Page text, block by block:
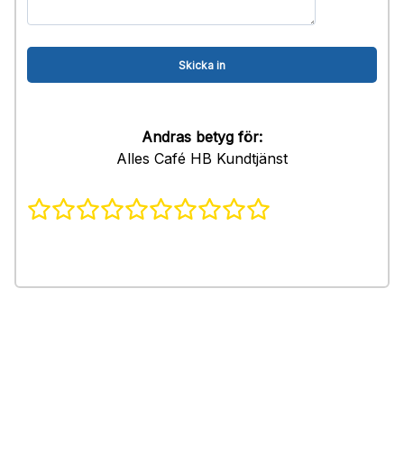
Andras betyg för:
Alles Café HB Kundtjänst